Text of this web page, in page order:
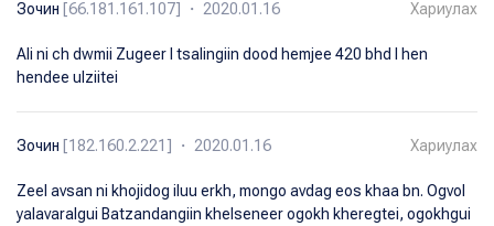
Зочин [66.181.161.107] ・ 2020.01.16 Хариулах
Ali ni ch dwmii Zugeer l tsalingiin dood hemjee 420 bhd l hen
hendee ulziitei
Зочин [182.160.2.221] ・ 2020.01.16 Хариулах
Zeel avsan ni khojidog iluu erkh, mongo avdag eos khaa bn. Ogvol
yalavaralgui Batzandangiin khelseneer ogokh kheregtei, ogokhgui